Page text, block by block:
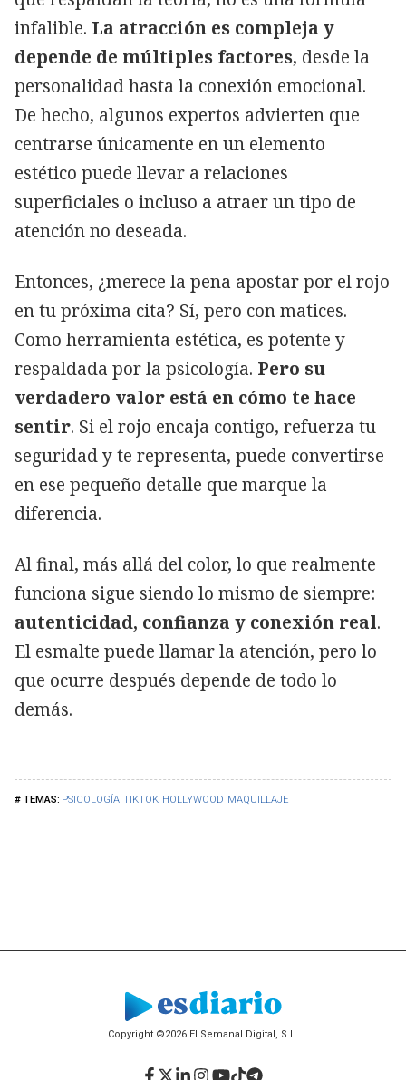
PSICOLOGÍA TIKTOK HOLLYWOOD MAQUILLAJE
infalible. La atracción es compleja y
depende de múltiples factores, desde la
personalidad hasta la conexión emocional.
De hecho, algunos expertos advierten que
centrarse únicamente en un elemento
estético puede llevar a relaciones
superficiales o incluso a atraer un tipo de
atención no deseada.
Entonces, ¿merece la pena apostar por el rojo
en tu próxima cita? Sí, pero con matices.
Como herramienta estética, es potente y
respaldada por la psicología. Pero su
verdadero valor está en cómo te hace
sentir. Si el rojo encaja contigo, refuerza tu
seguridad y te representa, puede convertirse
en ese pequeño detalle que marque la
diferencia.
Al final, más allá del color, lo que realmente
funciona sigue siendo lo mismo de siempre:
autenticidad, confianza y conexión real.
El esmalte puede llamar la atención, pero lo
que ocurre después depende de todo lo
demás.
Copyright ©2026 El Semanal Digital, S.L.
Facebook
Twitter
LinkedIn
Instagram
YouTube
TikTok
Telegram